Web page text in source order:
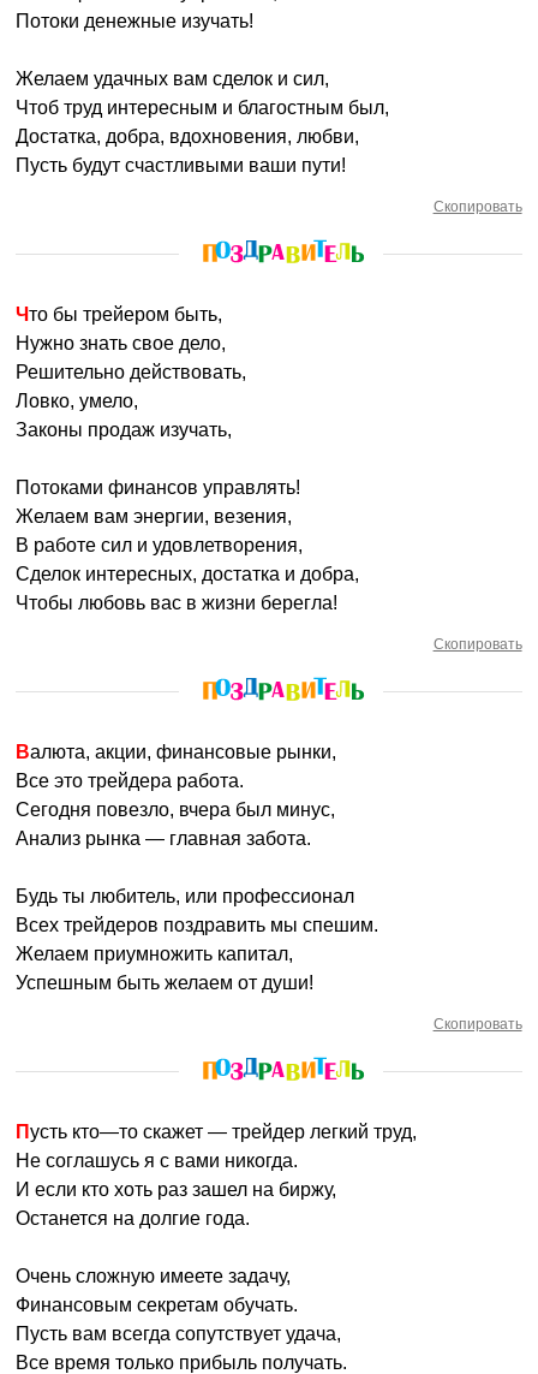
Потоки денежные изучать!
Желаем удачных вам сделок и сил,
Чтоб труд интересным и благостным был,
Достатка, добра, вдохновения, любви,
Пусть будут счастливыми ваши пути!
Скопировать
Что бы трейером быть,
Нужно знать свое дело,
Решительно действовать,
Ловко, умело,
Законы продаж изучать,
Потоками финансов управлять!
Желаем вам энергии, везения,
В работе сил и удовлетворения,
Сделок интересных, достатка и добра,
Чтобы любовь вас в жизни берегла!
Скопировать
Валюта, акции, финансовые рынки,
Все это трейдера работа.
Сегодня повезло, вчера был минус,
Анализ рынка — главная забота.
Будь ты любитель, или профессионал
Всех трейдеров поздравить мы спешим.
Желаем приумножить капитал,
Успешным быть желаем от души!
Скопировать
Пусть кто—то скажет — трейдер легкий труд,
Не соглашусь я с вами никогда.
И если кто хоть раз зашел на биржу,
Останется на долгие года.
Очень сложную имеете задачу,
Финансовым секретам обучать.
Пусть вам всегда сопутствует удача,
Все время только прибыль получать.